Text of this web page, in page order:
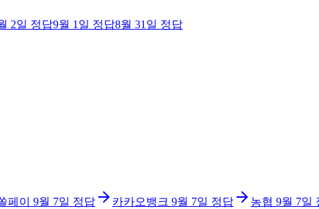
2일 정답9월 1일 정답8월 31일 정답
페이 9월 7일 정답 카카오뱅크 9월 7일 정답 농협 9월 7일